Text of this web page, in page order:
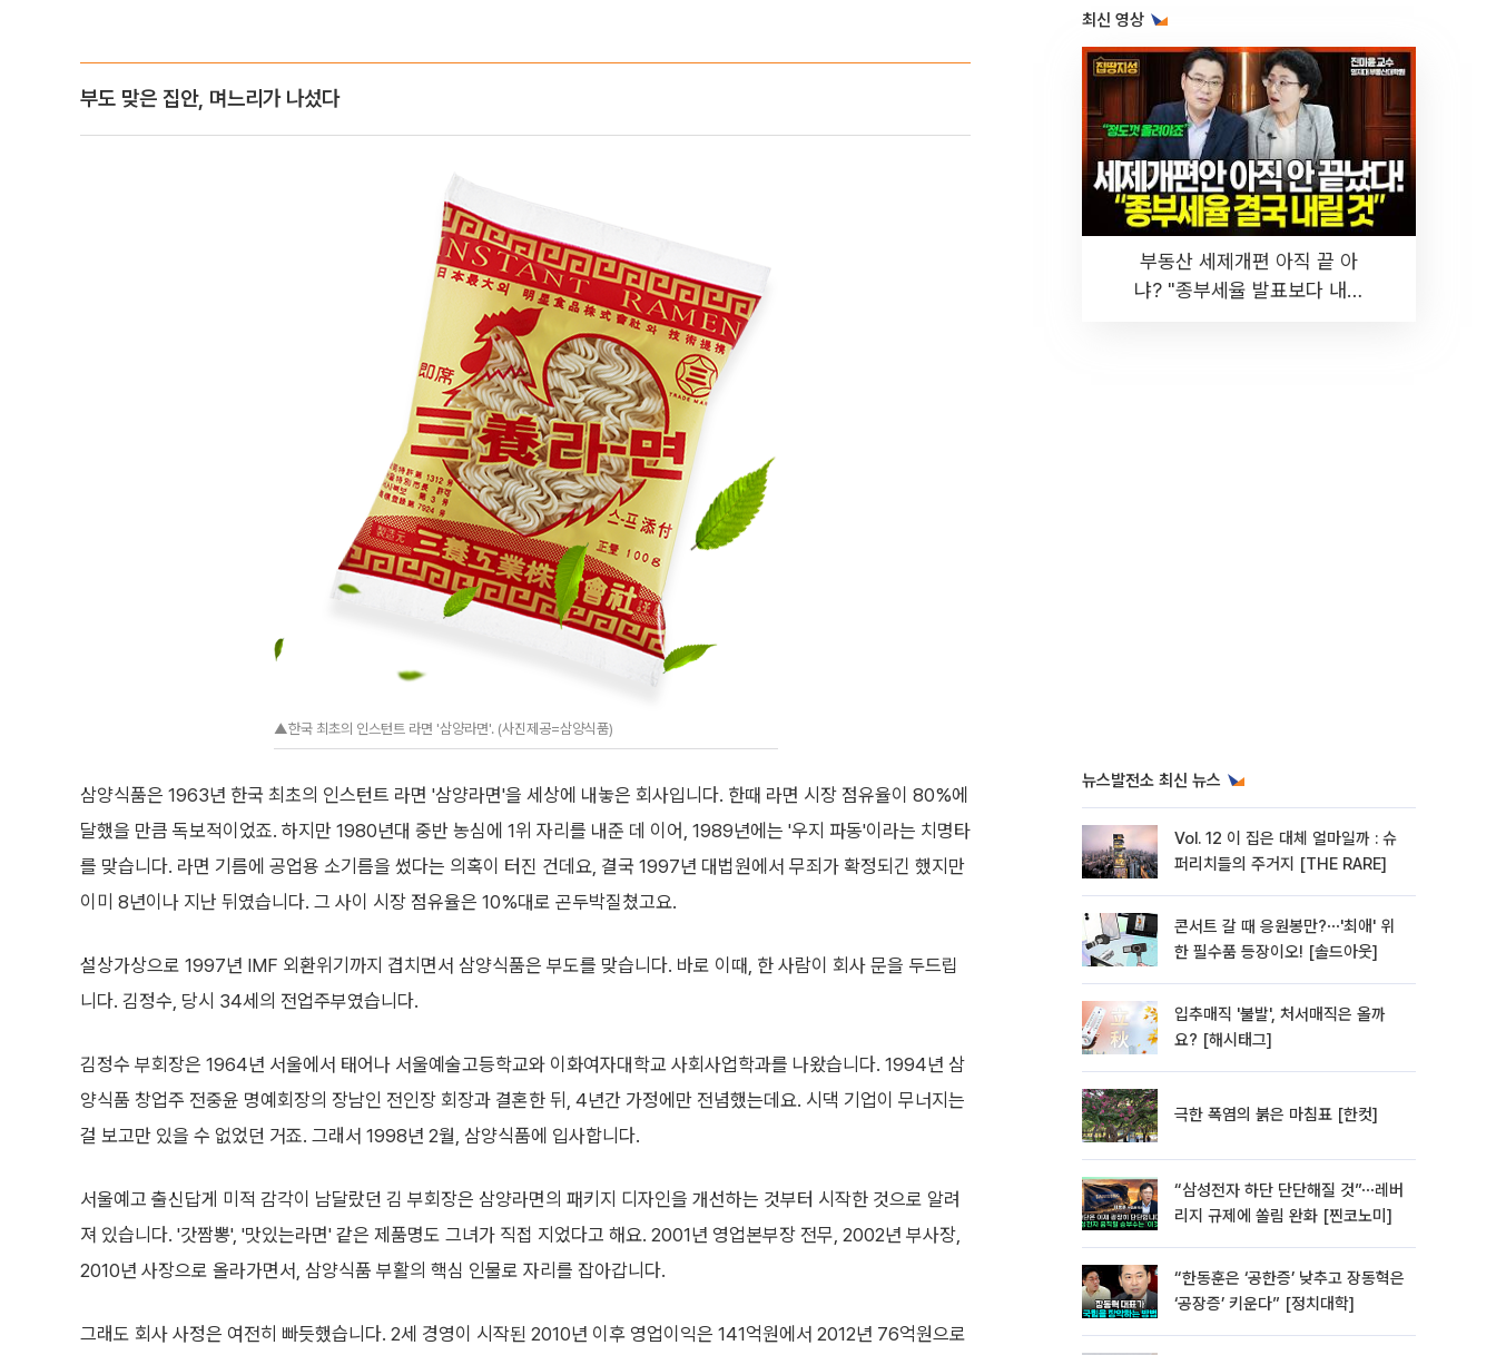
부도 맞은 집안, 며느리가 나섰다
▲한국 최초의 인스턴트 라면 '삼양라면'. (사진제공=삼양식품)
삼양식품은 1963년 한국 최초의 인스턴트 라면 '삼양라면'을 세상에 내놓은 회사입니다. 한때 라면 시장 점유율이 80%에
달했을 만큼 독보적이었죠. 하지만 1980년대 중반 농심에 1위 자리를 내준 데 이어, 1989년에는 '우지 파동'이라는 치명타
를 맞습니다. 라면 기름에 공업용 소기름을 썼다는 의혹이 터진 건데요, 결국 1997년 대법원에서 무죄가 확정되긴 했지만
이미 8년이나 지난 뒤였습니다. 그 사이 시장 점유율은 10%대로 곤두박질쳤고요.
설상가상으로 1997년 IMF 외환위기까지 겹치면서 삼양식품은 부도를 맞습니다. 바로 이때, 한 사람이 회사 문을 두드립
니다. 김정수, 당시 34세의 전업주부였습니다.
김정수 부회장은 1964년 서울에서 태어나 서울예술고등학교와 이화여자대학교 사회사업학과를 나왔습니다. 1994년 삼
양식품 창업주 전중윤 명예회장의 장남인 전인장 회장과 결혼한 뒤, 4년간 가정에만 전념했는데요. 시댁 기업이 무너지는
걸 보고만 있을 수 없었던 거죠. 그래서 1998년 2월, 삼양식품에 입사합니다.
서울예고 출신답게 미적 감각이 남달랐던 김 부회장은 삼양라면의 패키지 디자인을 개선하는 것부터 시작한 것으로 알려
져 있습니다. '갓짬뽕', '맛있는라면' 같은 제품명도 그녀가 직접 지었다고 해요. 2001년 영업본부장 전무, 2002년 부사장,
2010년 사장으로 올라가면서, 삼양식품 부활의 핵심 인물로 자리를 잡아갑니다.
그래도 회사 사정은 여전히 빠듯했습니다. 2세 경영이 시작된 2010년 이후 영업이익은 141억원에서 2012년 76억원으로
최신 영상
부동산 세제개편 아직 끝 아
냐? "종부세율 발표보다 내릴
뉴스발전소 최신 뉴스
Vol. 12 이 집은 대체 얼마일까 : 슈
퍼리치들의 주거지 [THE RARE]
콘서트 갈 때 응원봉만?⋯'최애' 위
한 필수품 등장이오! [솔드아웃]
입추매직 '불발', 처서매직은 올까
요? [해시태그]
극한 폭염의 붉은 마침표 [한컷]
“삼성전자 하단 단단해질 것”⋯레버
리지 규제에 쏠림 완화 [찐코노미]
“한동훈은 ‘공한증’ 낮추고 장동혁은
‘공장증’ 키운다” [정치대학]